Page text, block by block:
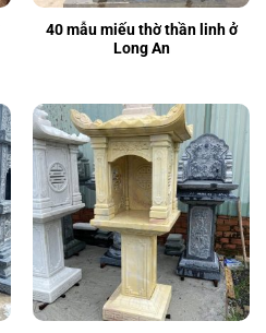
40 mẫu miếu thờ thần linh ở
Long An